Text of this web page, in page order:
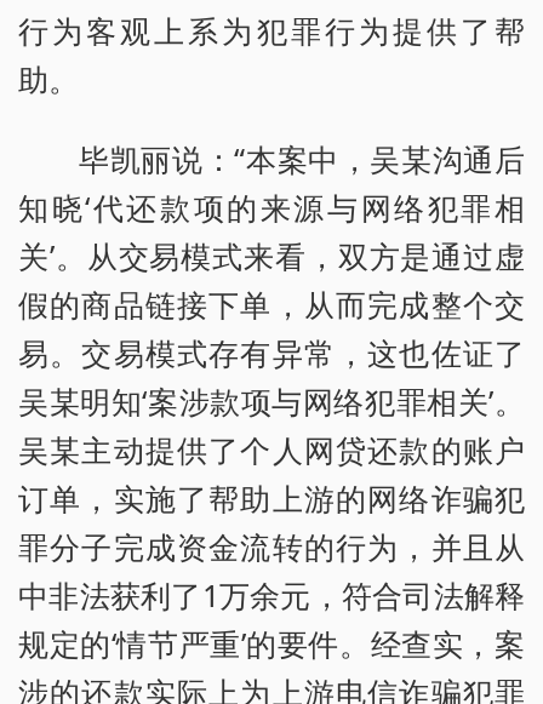
行为客观上系为犯罪行为提供了帮
助。
毕凯丽说：“本案中，吴某沟通后
知晓‘代还款项的来源与网络犯罪相
关’。从交易模式来看，双方是通过虚
假的商品链接下单，从而完成整个交
易。交易模式存有异常，这也佐证了
吴某明知‘案涉款项与网络犯罪相关’。
吴某主动提供了个人网贷还款的账户
订单，实施了帮助上游的网络诈骗犯
罪分子完成资金流转的行为，并且从
中非法获利了1万余元，符合司法解释
规定的‘情节严重’的要件。经查实，案
涉的还款实际上为上游电信诈骗犯罪